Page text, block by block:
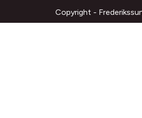
Copyright -